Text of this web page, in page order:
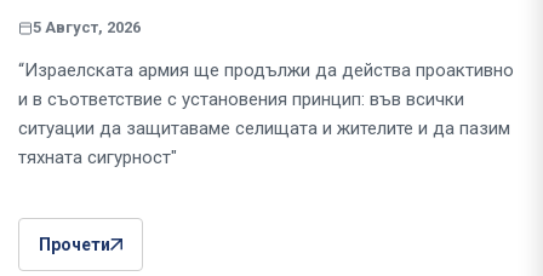
5 Август, 2026
“Израелската армия ще продължи да действа проактивно
и в съответствие с установения принцип: във всички
ситуации да защитаваме селищата и жителите и да пазим
тяхната сигурност"
Прочети